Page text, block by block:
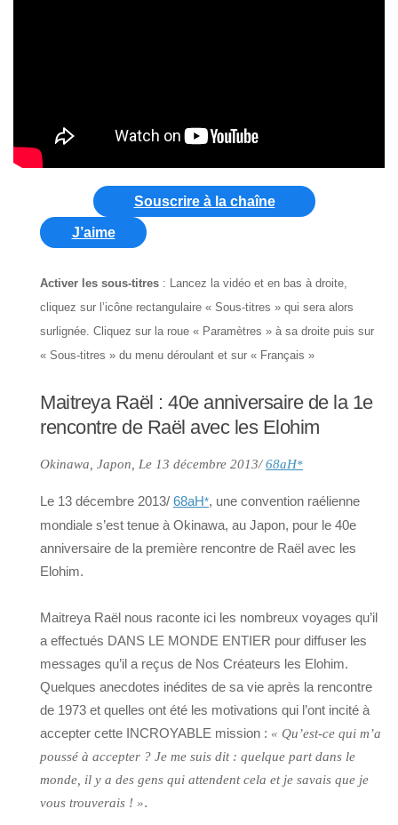
Souscrire à la chaîne
J’aime
Activer les sous-titres : Lancez la vidéo et en bas à droite,
cliquez sur l’icône rectangulaire « Sous-titres » qui sera alors
surlignée. Cliquez sur la roue « Paramètres » à sa droite puis sur
« Sous-titres » du menu déroulant et sur « Français »
Maitreya Raël : 40e anniversaire de la 1e
rencontre de Raël avec les Elohim
Okinawa, Japon, Le 13 décembre 2013/68aH*
Le 13 décembre 2013/ 68aH*, une convention raélienne
mondiale s’est tenue à Okinawa, au Japon, pour le 40e
anniversaire de la première rencontre de Raël avec les
Elohim.
Maitreya Raël nous raconte ici les nombreux voyages qu’il
a effectués DANS LE MONDE ENTIER pour diffuser les
messages qu’il a reçus de Nos Créateurs les Elohim.
Quelques anecdotes inédites de sa vie après la rencontre
de 1973 et quelles ont été les motivations qui l’ont incité à
accepter cette INCROYABLE mission : « Qu’est-ce qui m’a
poussé à accepter ? Je me suis dit : quelque part dans le
monde, il y a des gens qui attendent cela et je savais que je
vous trouverais ! ».